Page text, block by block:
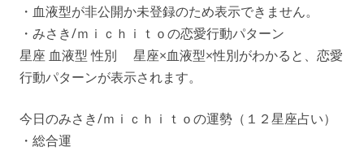
・血液型が非公開か未登録のため表示できません。
・みさき/ｍｉｃｈｉｔｏの恋愛行動パターン
星座 血液型 性別 星座×血液型×性別がわかると、恋愛
行動パターンが表示されます。
今日のみさき/ｍｉｃｈｉｔｏの運勢（１２星座占い）
・総合運